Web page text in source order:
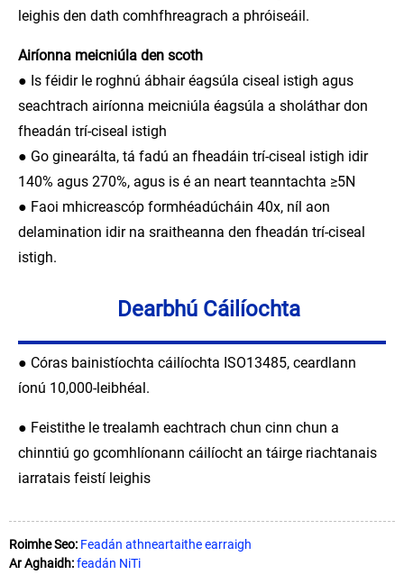
leighis den dath comhfhreagrach a phróiseáil.
Airíonna meicniúla den scoth
● Is féidir le roghnú ábhair éagsúla ciseal istigh agus
seachtrach airíonna meicniúla éagsúla a sholáthar don
fheadán trí-ciseal istigh
● Go ginearálta, tá fadú an fheadáin trí-ciseal istigh idir
140% agus 270%, agus is é an neart teanntachta ≥5N
● Faoi mhicreascóp formhéadúcháin 40x, níl aon
delamination idir na sraitheanna den fheadán trí-ciseal
istigh.
Dearbhú Cáilíochta
● Córas bainistíochta cáilíochta ISO13485, ceardlann
íonú 10,000-leibhéal.
● Feistithe le trealamh eachtrach chun cinn chun a
chinntiú go gcomhlíonann cáilíocht an táirge riachtanais
iarratais feistí leighis
Roimhe Seo: Feadán athneartaithe earraigh
Ar Aghaidh:feadán NiTi